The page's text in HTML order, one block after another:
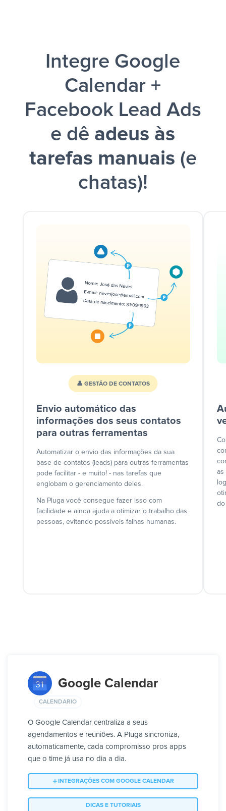
Integre Google
Calendar +
Facebook Lead Ads
e dê adeus às
tarefas manuais (e
chatas)!
👤 GESTÃO DE CONTATOS
Envio automático das
informações dos seus contatos
para outras ferramentas
Automatizar o envio das informações da sua
base de contatos (leads) para outras ferramentas
pode facilitar - e muito! - nas tarefas que
englobam o gerenciamento deles.
Na Pluga você consegue fazer isso com
facilidade e ainda ajuda a otimizar o trabalho das
pessoas, evitando possíveis falhas humanas.
as
do
Google Calendar
CALENDARIO
O Google Calendar centraliza a seus
agendamentos e reuniões. A Pluga sincroniza,
automaticamente, cada compromisso pros apps
que o time já usa no dia a dia.
INTEGRAÇÕES COM GOOGLE CALENDAR
DICAS E TUTORIAIS